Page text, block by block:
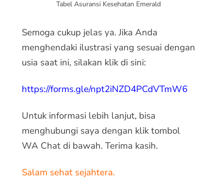
Tabel Asuransi Kesehatan Emerald
Semoga cukup jelas ya. Jika Anda
menghendaki ilustrasi yang sesuai dengan
usia saat ini, silakan klik di sini:
https://forms.gle/npt2iNZD4PCdVTmW6
Untuk informasi lebih lanjut, bisa
menghubungi saya dengan klik tombol
WA Chat di bawah. Terima kasih.
Salam sehat sejahtera.